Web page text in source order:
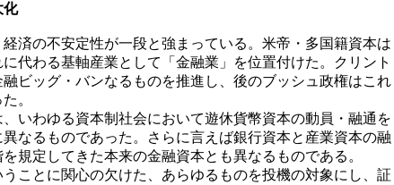
化
済の不安定性が一段と強まっている。米帝・多国籍資本は
代わる基軸産業として「金融業」を位置付けた。クリント
ビッグ・バンなるものを推進し、後のブッシュ政権はこれ
。
いわゆる資本制社会において遊休貨幣資本の動員・融通を
なるものであった。さらに言えば銀行資本と産業資本の融
規定してきた本来の金融資本とも異なるものである。
ことに関心の欠けた、あらゆるものを投機の対象にし、証